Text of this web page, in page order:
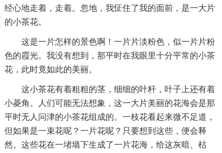
经心地走着，走着。忽地，我怔住了我的面前，是一大片
的小茶花。
这是一片怎样的景色啊！一片片淡粉色，似一片片粉
色的霞光。我没有想到，那平时在我眼里十分平常的小茶
花，此时竟如此的美丽。
这小茶花有着粗粗的茎，细细的叶杆，叶子上还有着
小菱角。人们可能无法想象，这一大片美丽的花海会是那
平时无人问津的小茶花组成的。一枝花看起来微不足道，
但如果是一束花呢？一片花呢？只要想到这些，便会释
然。这些花在一堵墙下生成了一片花海，给这灰暗、枯